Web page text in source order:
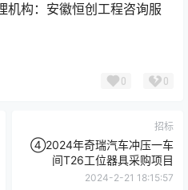
机构：安徽恒创工程咨询服
0 0
招标
④2024年奇瑞汽车冲压一车
间T26工位器具采购项目
2024-2-21 18:15:57